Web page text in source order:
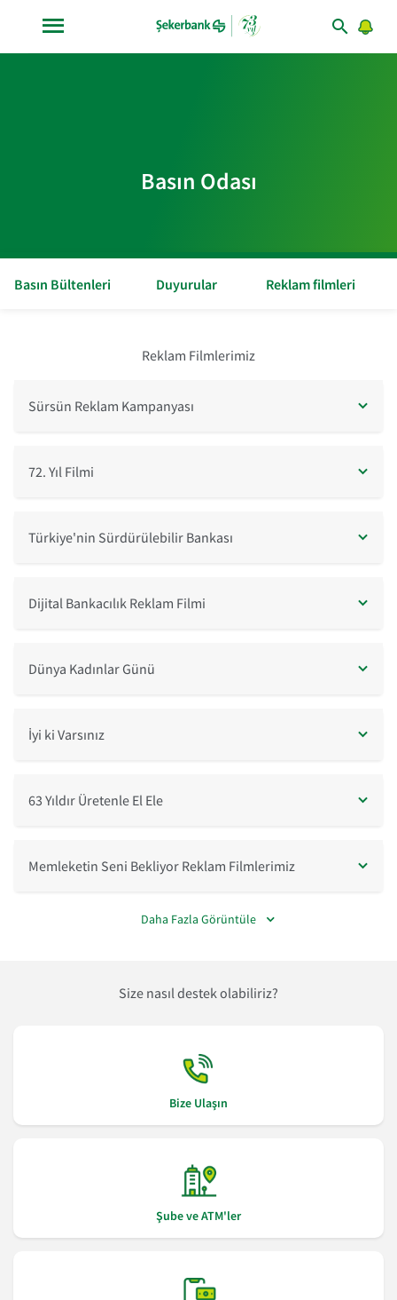
Basın Odası
Basın Bültenleri Duyurular Reklam filmleri
Reklam Filmlerimiz
Sürsün Reklam Kampanyası
72. Yıl Filmi
Türkiye'nin Sürdürülebilir Bankası
Dijital Bankacılık Reklam Filmi
Dünya Kadınlar Günü
İyi ki Varsınız
63 Yıldır Üretenle El Ele
Memleketin Seni Bekliyor Reklam Filmlerimiz
Daha Fazla Görüntüle
Size nasıl destek olabiliriz?
Bize Ulaşın
Şube ve ATM'ler